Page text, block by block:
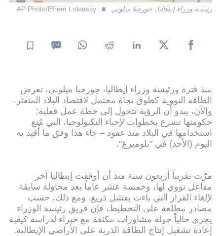
رئيسة وزراء إيطاليا، جورجيا ميلوني AP Photo/Efrem Lukatsky
منذ فترة ورئيسة وزراء إيطاليا، جورجيا ميلوني، تعرض
الطاقة النووية كطوق نجاة محتمل لاقتصاد البلاد المتعثر.
والآن، يبدو أن الرؤية تتحول إلى خطة عمل فعلية:
حكومتها تشرع بخطوات لإحياء التكنولوجيا، التي مُنع
استخدامها في البلاد منذ عقود – جاء هذا وفق ما أُفيد به
اليوم (الأحد) في "بلومبرغ".
مرّت تقريباً أربعون سنة منذ أن أوقفت إيطاليا آخر
مفاعل نووي لها، وخمسة عشر عاماً بعد محاولة سابقة
لإلغاء القرار التي باءت بفشل ذريع. ومع ذلك، حسب
مصادر مطلعة على التخطيط، فإن فريق رئيسة الوزراء
يجري حالياً جولة مشاورات مكثفة مع خبراء لدراسة كيفية
إعادة تشغيل إنتاج الطاقة الذرية على الأراضي الإيطالية.